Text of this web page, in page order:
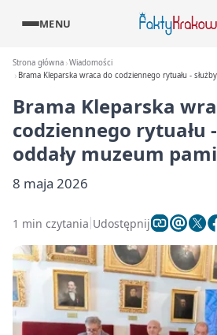
MENU
Strona główna Wiadomości
Brama Kleparska wraca do codziennego rytuału -
Brama Kleparska
codziennego rytuału
oddały muzeum
8 maja 2026
1 min czytania Udostępnij